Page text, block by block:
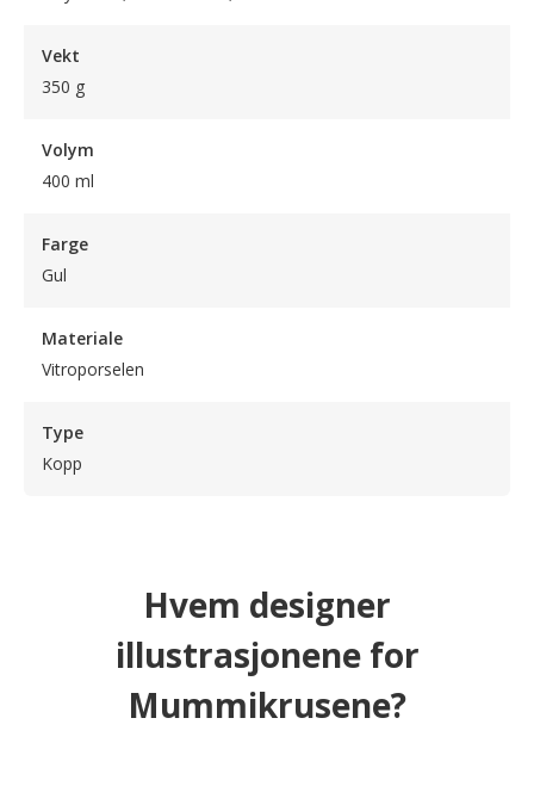
Vekt
350 g
Volym
400 ml
Farge
Gul
Materiale
Vitroporselen
Type
Kopp
Hvem designer
illustrasjonene for
Mummikrusene?